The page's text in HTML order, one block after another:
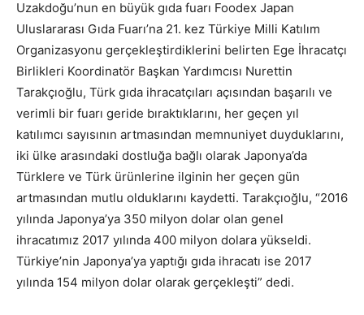
Uzakdoğu’nun en büyük gıda fuarı Foodex Japan
Uluslararası Gıda Fuarı’na 21. kez Türkiye Milli Katılım
Organizasyonu gerçekleştirdiklerini belirten Ege İhracatçı
Birlikleri Koordinatör Başkan Yardımcısı Nurettin
Tarakçıoğlu, Türk gıda ihracatçıları açısından başarılı ve
verimli bir fuarı geride bıraktıklarını, her geçen yıl
katılımcı sayısının artmasından memnuniyet duyduklarını,
iki ülke arasındaki dostluğa bağlı olarak Japonya’da
Türklere ve Türk ürünlerine ilginin her geçen gün
artmasından mutlu olduklarını kaydetti. Tarakçıoğlu, “2016
yılında Japonya’ya 350 milyon dolar olan genel
ihracatımız 2017 yılında 400 milyon dolara yükseldi.
Türkiye’nin Japonya’ya yaptığı gıda ihracatı ise 2017
yılında 154 milyon dolar olarak gerçekleşti” dedi.